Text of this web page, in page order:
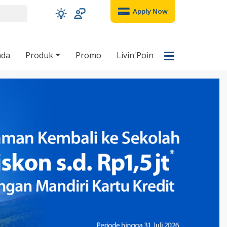
Apply Now
Produk Promo Livin'Poin